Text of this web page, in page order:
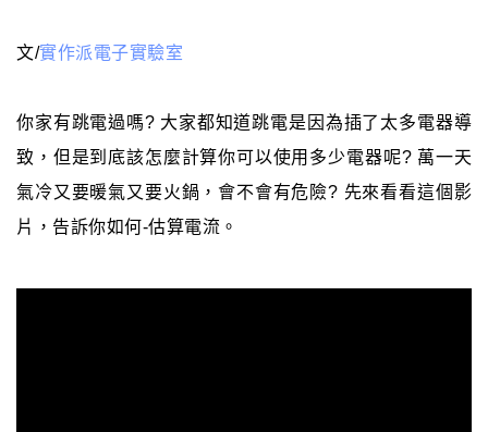
文/實作派電子實驗室
你家有跳電過嗎? 大家都知道跳電是因為插了太多電器導
致，但是到底該怎麼計算你可以使用多少電器呢? 萬一天
氣冷又要暖氣又要火鍋，會不會有危險? 先來看看這個影
片，告訴你如何-估算電流。